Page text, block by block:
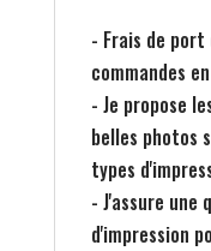
Paysage
- Frais de
commandes
- Je propose
belles photos
types
- J'assure une
d'impression